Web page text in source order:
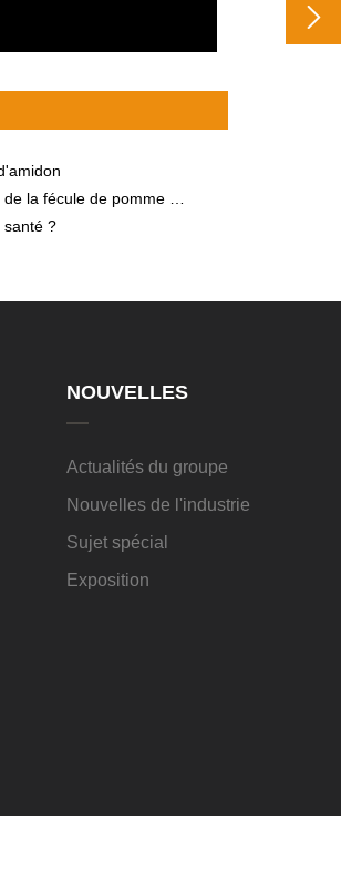
de terre et prévision des tendances
santé ?
NOUVELLES
Actualités du groupe
Nouvelles de l'industrie
Sujet spécial
Exposition
